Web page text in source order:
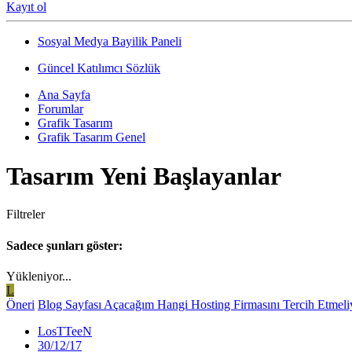
Kayıt ol
Sosyal Medya Bayilik Paneli
Güncel Katılımcı Sözlük
Ana Sayfa
Forumlar
Grafik Tasarım
Grafik Tasarım Genel
Tasarım Yeni Başlayanlar
Filtreler
Sadece şunları göster:
Yükleniyor...
L
Öneri Blog Sayfası Açacağım Hangi Hosting Firmasını Tercih
LosTTeeN
30/12/17